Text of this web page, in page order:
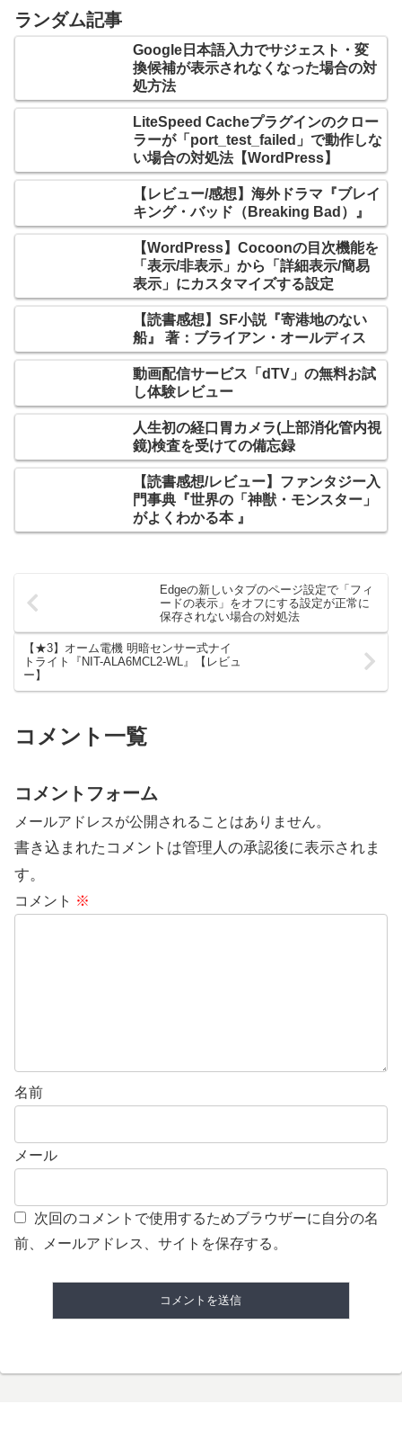
ランダム記事
Google日本語入力でサジェスト・変
換候補が表示されなくなった場合の対
処方法
LiteSpeed Cacheプラグインのクロー
ラーが「port_test_failed」で動作しな
い場合の対処法【WordPress】
【レビュー/感想】海外ドラマ『ブレイ
キング・バッド（Breaking Bad）』
【WordPress】Cocoonの目次機能を
「表示/非表示」から「詳細表示/簡易
表示」にカスタマイズする設定
【読書感想】SF小説『寄港地のない
船』 著：ブライアン・オールディス
動画配信サービス「dTV」の無料お試
し体験レビュー
人生初の経口胃カメラ(上部消化管内視
鏡)検査を受けての備忘録
【読書感想/レビュー】ファンタジー入
門事典『世界の「神獣・モンスター」
がよくわかる本 』
Edgeの新しいタブのページ設定で「フィ
ードの表示」をオフにする設定が正常に
保存されない場合の対処法
【★3】オーム電機 明暗センサー式ナイ
トライト『NIT-ALA6MCL2-WL』【レビュ
ー】
コメント一覧
コメントフォーム
メールアドレスが公開されることはありません。
書き込まれたコメントは管理人の承認後に表示されま
す。
コメント ※
名前
メール
次回のコメントで使用するためブラウザーに自分の名
前、メールアドレス、サイトを保存する。